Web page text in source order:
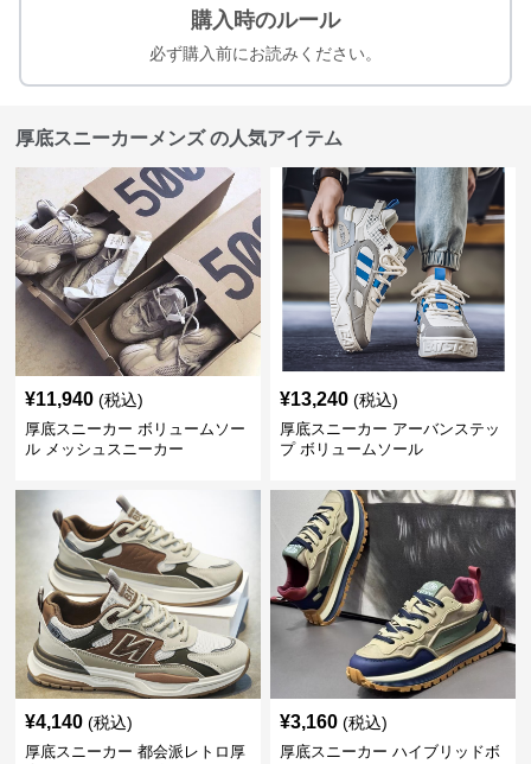
購入時のルール
必ず購入前にお読みください。
厚底スニーカーメンズ の人気アイテム
¥11,940 (税込)
厚底スニーカー ボリュームソー
ル メッシュスニーカー
¥13,240 (税込)
厚底スニーカー アーバンステッ
プ ボリュームソール
¥4,140 (税込)
厚底スニーカー 都会派レトロ厚
¥3,160 (税込)
厚底スニーカー ハイブリッドボ